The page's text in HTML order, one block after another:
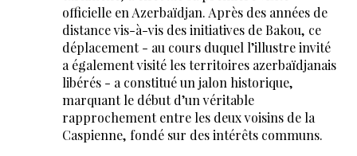
officielle en Azerbaïdjan. Après des années de
distance vis-à-vis des initiatives de Bakou, ce
déplacement - au cours duquel l’illustre invité
a également visité les territoires azerbaïdjanais
libérés - a constitué un jalon historique,
marquant le début d’un véritable
rapprochement entre les deux voisins de la
Caspienne, fondé sur des intérêts communs.